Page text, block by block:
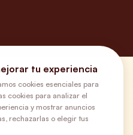
ayuda?
Gratis
tu experiencia
cookies esenciales para
cookies para analizar el
y mostrar anuncios
rechazarlas o elegir tus